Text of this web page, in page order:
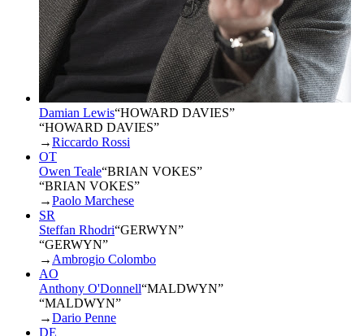
Damian Lewis“HOWARD DAVIES”
“HOWARD DAVIES”
→Riccardo Rossi
OT
Owen Teale“BRIAN VOKES”
“BRIAN VOKES”
→Paolo Marchese
SR
Steffan Rhodri“GERWYN”
“GERWYN”
→ Ambrogio Colombo
AO
Anthony O'Donnell“MALDWYN”
“MALDWYN”
→Dario Penne
DE